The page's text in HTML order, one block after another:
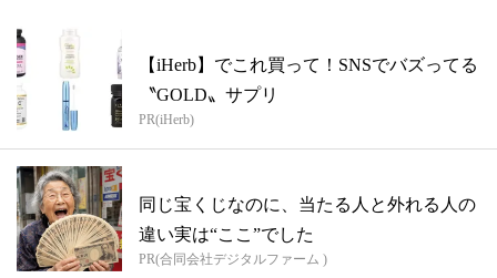
【iHerb】でこれ買って！SNSでバズってる
〝GOLD〟サプリ
PR(iHerb)
同じ宝くじなのに、当たる人と外れる人の
違い実は“ここ”でした
PR(合同会社デジタルファーム )